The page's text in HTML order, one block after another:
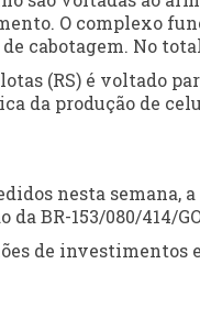
O complexo
cabotagem. No
(RS) é voltado
da produção de
nesta semana,
da BR-153/080/414/
de investimentos